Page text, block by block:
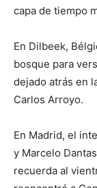
capa de tiempo
En Dilbeek,
bosque para
dejado atrás en
Carlos Arroyo.
En Madrid, el
y Marcelo
recuerda al